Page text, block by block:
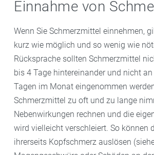
15 Tagen im Monat ein einfaches
einnehmen. Bei Triptanen kann sich
früher zeigen.
Das ist zu beachten:Der Wirkstoff ASS
Schwangerschaftswoche nicht mehr
kommen. Unter anderem weil die
Blutungsneigung erhöhen.
Das ist zu beachten:Es gibt die
Kinder als Zäpfchen oder Säfte, für
Form von Tabletten oder
dosiert ist Ibuprofen ab dem dritten
zugelassen, Paracetamol ohne
Bei kleineren Kindern richtet sich die
dem Alter auch nach dem
Paracetamol darf aufgrund möglicher
Leberschädigung nicht zu viel
Beachten Sie daher die
insbesondere, wenn Ihr Kind weitere
Einnahme von
Wenn Sie Schmerzmittel einnehmen,
kurz wie möglich und so wenig wie
Rücksprache sollten Schmerzmittel
bis 4 Tage hintereinander und nicht
Tagen im Monat eingenommen
Schmerzmittel zu oft und zu lange
Nebenwirkungen rechnen und die
wird vielleicht verschleiert. So können
ihrerseits Kopfschmerz auslösen